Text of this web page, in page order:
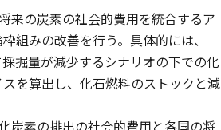
来の炭素の社会的費用を統合するア
組みの改善を行う。具体的には、
掘量が減少するシナリオの下での化
を算出し、化石燃料のストックと減
炭素の排出の社会的費用と各国の将